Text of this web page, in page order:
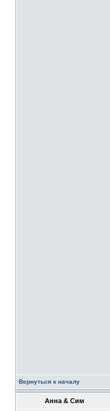
Вернуться к началу
Анна & Сим